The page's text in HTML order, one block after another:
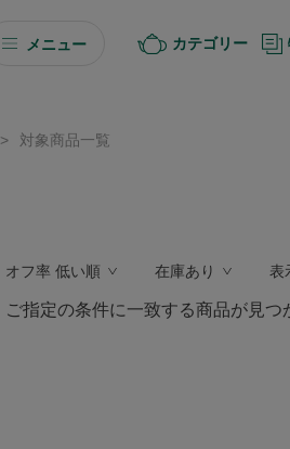
メニュー カテゴリー
> 対象商品一覧
オフ率 低い順 在庫あり 表
ご指定の条件に一致する商品が見つ